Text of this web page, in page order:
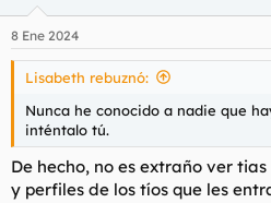
e
s
8 Ene 2024
Lisabeth rebuznó:
Nunca he conocido a nadie que
inténtalo tú.
De hecho, no es extraño ver
y perfiles de los tíos que les